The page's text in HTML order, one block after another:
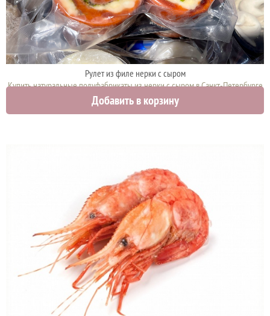
Рулет из филе нерки с сыром
Купить натуральные полуфабрикаты из нерки с сыром в Санкт-Петербурге
2700 руб.
Добавить в корзину